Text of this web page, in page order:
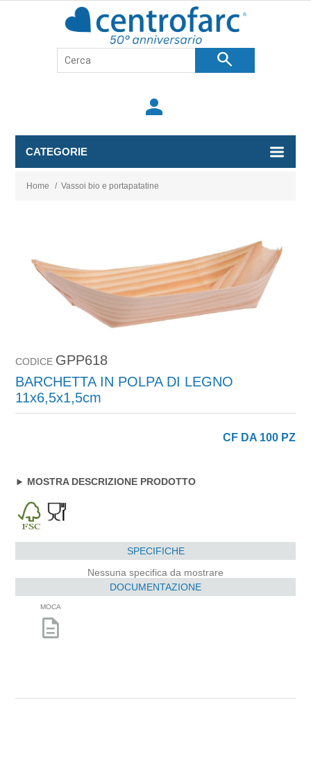
search
person
CATEGORIE
Home / Vassoi bio e portapatatine
CODICE GPP618
BARCHETTA IN POLPA DI LEGNO
11x6,5x1,5cm
CF DA 100 PZ
MOSTRA DESCRIZIONE PRODOTTO
SPECIFICHE
Nessuna specifica da mostrare
DOCUMENTAZIONE
MOCA
description